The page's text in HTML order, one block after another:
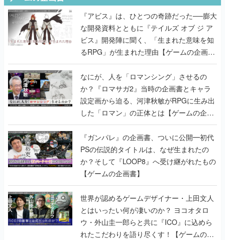
『アビス』は、ひとつの奇跡だった──膨大
な開発資料とともに『テイルズ オブ ジ ア
ビス』開発陣に聞く、「生まれた意味を知
るRPG」が生まれた理由【ゲームの企画
書】
なにが、人を「ロマンシング」させるの
か？『ロマサガ2』当時の企画書とキャラ
設定画から迫る、河津秋敏がRPGに生み出
した「ロマン」の正体とは【ゲームの企画
書】
『ガンパレ』の企画書、ついに公開━初代
PSの伝説的タイトルは、なぜ生まれたの
か？そして『LOOP8』へ受け継がれたもの
【ゲームの企画書】
世界が認めるゲームデザイナー・上田文人
とはいったい何が凄いのか？ ヨコオタロ
ウ・外山圭一郎らと共に『ICO』に込めら
れたこだわりを語り尽くす！【ゲームの企